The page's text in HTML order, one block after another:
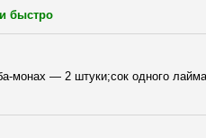
быстро
монах — 2 штуки;сок одного